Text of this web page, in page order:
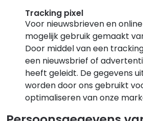
Tracking pixel
Voor nieuwsbrieven en
mogelijk gebruik gemaakt
Door middel van een
een nieuwsbrief of
heeft geleidt. De gegevens
worden door ons gebruikt
optimaliseren van onze